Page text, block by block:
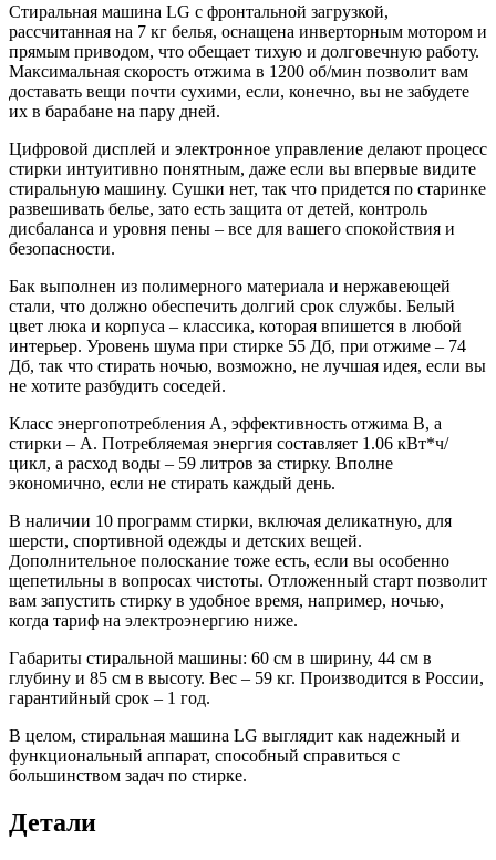
Стиральная машина LG с фронтальной загрузкой,
рассчитанная на 7 кг белья, оснащена инверторным мотором и
прямым приводом, что обещает тихую и долговечную работу.
Максимальная скорость отжима в 1200 об/мин позволит вам
доставать вещи почти сухими, если, конечно, вы не забудете
их в барабане на пару дней.
Цифровой дисплей и электронное управление делают процесс
стирки интуитивно понятным, даже если вы впервые видите
стиральную машину. Сушки нет, так что придется по старинке
развешивать белье, зато есть защита от детей, контроль
дисбаланса и уровня пены – все для вашего спокойствия и
безопасности.
Бак выполнен из полимерного материала и нержавеющей
стали, что должно обеспечить долгий срок службы. Белый
цвет люка и корпуса – классика, которая впишется в любой
интерьер. Уровень шума при стирке 55 Дб, при отжиме – 74
Дб, так что стирать ночью, возможно, не лучшая идея, если вы
не хотите разбудить соседей.
Класс энергопотребления A, эффективность отжима B, а
стирки – A. Потребляемая энергия составляет 1.06 кВт*ч/
цикл, а расход воды – 59 литров за стирку. Вполне
экономично, если не стирать каждый день.
В наличии 10 программ стирки, включая деликатную, для
шерсти, спортивной одежды и детских вещей.
Дополнительное полоскание тоже есть, если вы особенно
щепетильны в вопросах чистоты. Отложенный старт позволит
вам запустить стирку в удобное время, например, ночью,
когда тариф на электроэнергию ниже.
Габариты стиральной машины: 60 см в ширину, 44 см в
глубину и 85 см в высоту. Вес – 59 кг. Производится в России,
гарантийный срок – 1 год.
В целом, стиральная машина LG выглядит как надежный и
функциональный аппарат, способный справиться с
большинством задач по стирке.
Детали